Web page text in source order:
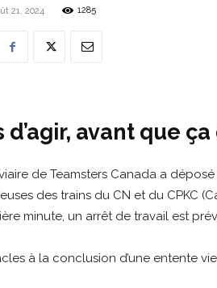
21, 2024 1285
d’agir, avant que
de Teamsters Canada a
des trains du CN et du CPKC
minute, un arrêt de travail est
à la conclusion d’une entente